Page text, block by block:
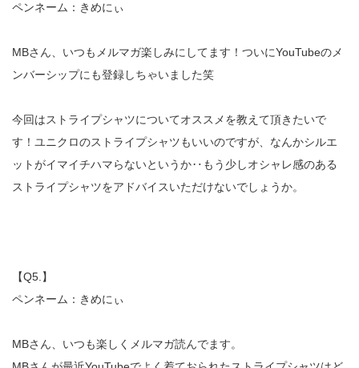
ペンネーム：きめにぃ
MBさん、いつもメルマガ楽しみにしてます！ついにYouTubeのメ
ンバーシップにも登録しちゃいました笑
今回はストライプシャツについてオススメを教えて頂きたいで
す！ユニクロのストライプシャツもいいのですが、なんかシルエ
ットがイマイチハマらないというか‥もう少しオシャレ感のある
ストライプシャツをアドバイスいただけないでしょうか。
【Q5.】
ペンネーム：きめにぃ
MBさん、いつも楽しくメルマガ読んでます。